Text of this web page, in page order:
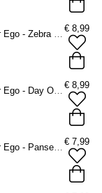
Zac's Alter Ego - Zebra Bamboo Fan Waaier
€ 8,99
Zac's Alter Ego - Day Of The Dead Lace Waaier - Zwart
€ 8,99
Zac's Alter Ego - Pansexual Waaier - Multicolours
€ 7,99